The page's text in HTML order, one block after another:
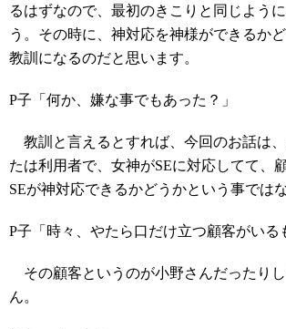
るはずなので、最初のきこりと同じよう
う。その時に、神対応を神様ができるか
教訓になるのだと思います。
P子「何か、嫌な事でもあった？」
教訓と言えるとすれば、今回のお話は
たは利用者で、女神がSEに対応してて、
SEが神対応できるかどうかという事では
P子「時々、やたら口だけ立つ顧客がいる
その顧客というのが小野さんだったり
ん。